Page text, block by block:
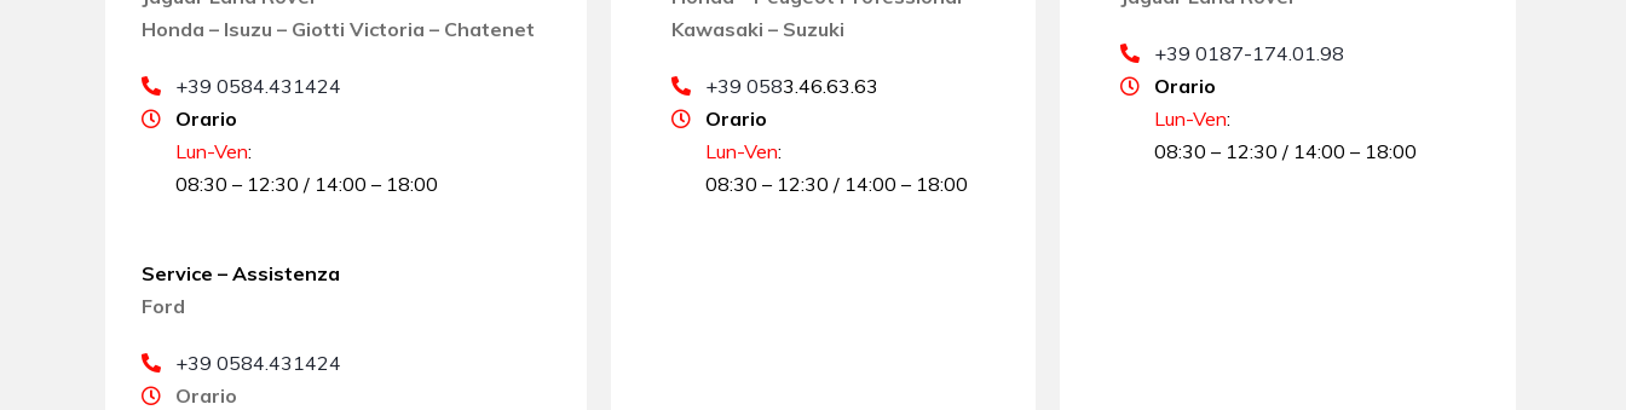
Honda – Isuzu – Giotti Victoria – Chatenet
+39 0584.431424
Orario
Lun-Ven:
08:30 – 12:30 / 14:00 – 18:00
Service – Assistenza
Ford
+39 0584.431424
Orario
Kawasaki – Suzuki
+39 0583.46.63.63
Orario
Lun-Ven:
08:30 – 12:30 / 14:00 – 18:00
+39 0187-174.01.98
Orario
Lun-Ven:
08:30 – 12:30 / 14:00 – 18:00